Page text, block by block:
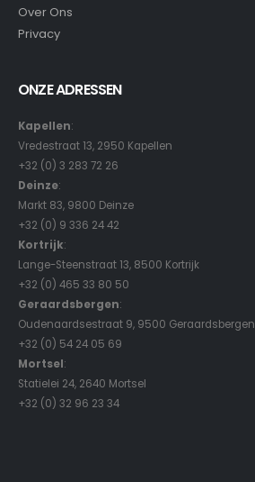
Over Ons
Privacy
ONZE ADRESSEN
Kapellen:
Vredestraat 13, 2950 Kapellen
+32 (0) 3 283 72 26
Deinze:
Markt 83, 9800 Deinze
+32 (0) 9 336 24 42
Kortrijk:
Lange-Steenstraat 13, 8500 Kortrijk
+32 (0) 465 33 80 50
Geraardsbergen:
Oudenaardsestraat 9, 9500 Geraardsbergen
+32 (0) 54 24 05 69
Mortsel:
Statielei 24, 2640 Mortsel
+32 (0) 32 96 23 34